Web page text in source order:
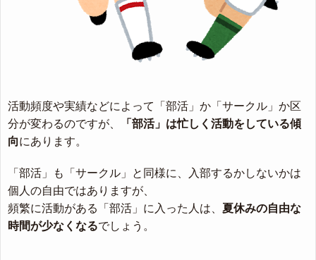
活動頻度や実績などによって「部活」か「サークル」か区
分が変わるのですが、
「部活」は忙しく活動をしている傾
向にあります。
「部活」も「サークル」と同様に、入部するかしないかは
個人の自由ではありますが、
頻繁に活動がある「部活」に入った人は、 夏休みの自由な
時間が少なくなるでしょう。